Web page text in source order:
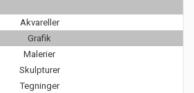
Akvareller
Grafik
Malerier
Skulpturer
Tegninger